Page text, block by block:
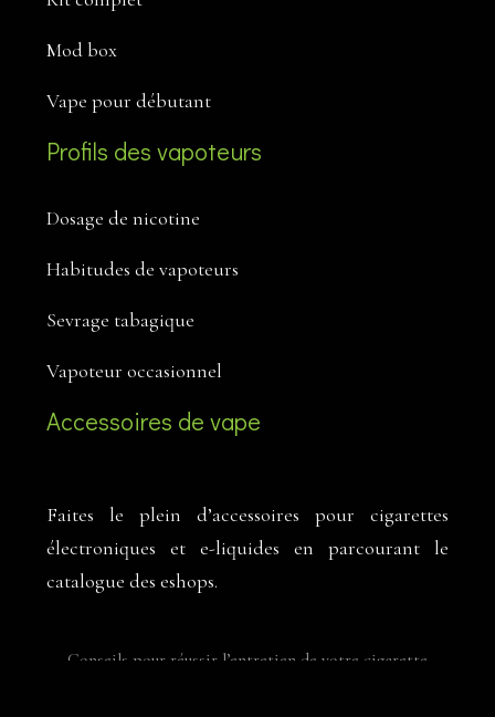
Mod box
Vape pour débutant
Profils des vapoteurs
Dosage de nicotine
Habitudes de vapoteurs
Sevrage tabagique
Vapoteur occasionnel
Accessoires de vape
Faites le plein d’accessoires pour cigarettes
électroniques et e-liquides en parcourant le
catalogue des eshops.
Conseils pour réussir l’entretien de votre cigarette